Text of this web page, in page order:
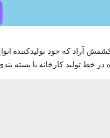
آراد که خود تولیدکننده
خط تولید کارخانه با بسته‌